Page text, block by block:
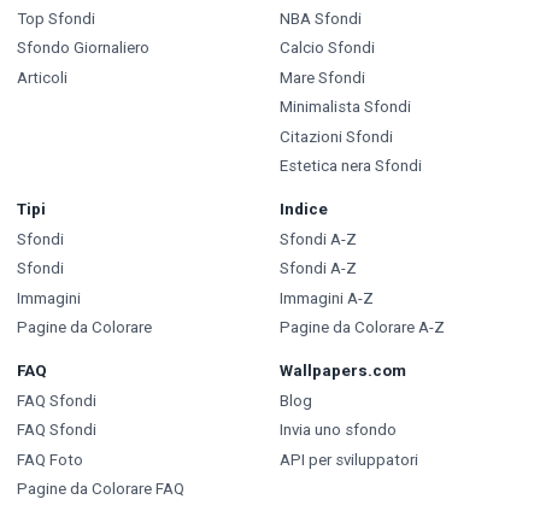
Top Sfondi
Sfondo Giornaliero
Articoli
NBA Sfondi
Calcio Sfondi
Mare Sfondi
Minimalista Sfondi
Citazioni Sfondi
Estetica nera Sfondi
Tipi
Sfondi
Sfondi
Immagini
Pagine da Colorare
Indice
Sfondi A-Z
Sfondi A-Z
Immagini A-Z
Pagine da Colorare A-Z
FAQ
FAQ Sfondi
FAQ Sfondi
FAQ Foto
Pagine da Colorare FAQ
Wallpapers.com
Blog
Invia uno sfondo
API per sviluppatori